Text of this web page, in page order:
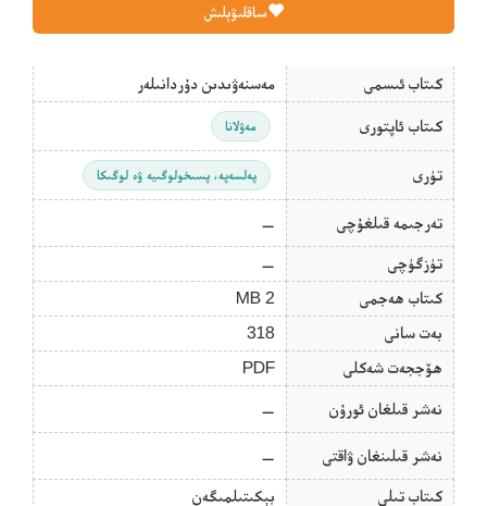
ساقلىۋېلىش
كىتاب ئىسمى مەسنەۋىدىن دۇردانىلەر
كىتاب ئاپتورى مەۋلانا
تۈرى پەلسەپە، پسىخولوگىيە ۋە لوگىكا
تەرجىمە قىلغۇچى —
تۈزگۈچى
—
كىتاب ھەجمى
2 MB
بەت سانى
318
ھۆججەت شەكلى
PDF
نەشر قىلغان ئورۇن —
نەشر قىلىنغان ۋاقتى —
كىتاب تىلى بېكىتىلمىگەن